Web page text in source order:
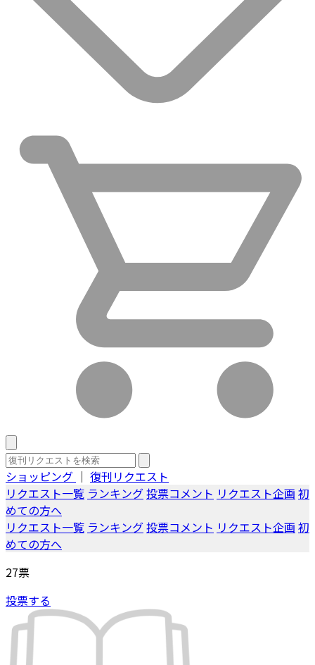
ショッピング ｜ 復刊リクエスト
リクエスト一覧 ランキング投票コメント リクエスト企画 初
めての方へ
リクエスト一覧 ランキング投票コメント リクエスト企画 初
めての方へ
27票
投票する